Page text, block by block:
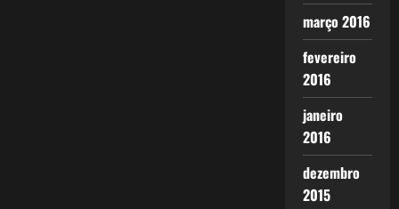
março 2016
fevereiro
2016
janeiro
2016
dezembro
2015